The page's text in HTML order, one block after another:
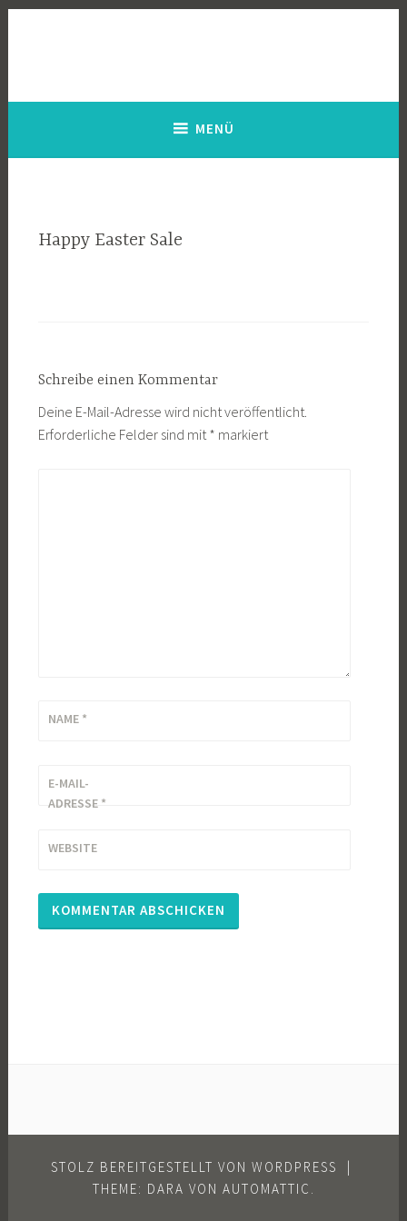
Zum
MENÜ
Happy Easter Sale
Schreibe einen Kommentar
Deine E-Mail-Adresse wird nicht veröffentlicht.
Erforderliche Felder sind mit * markiert
NAME *
E-MAIL-
ADRESSE *
WEBSITE
STOLZ BEREITGESTELLT VON WORDPRESS
|
THEME: DARA VON AUTOMATTIC